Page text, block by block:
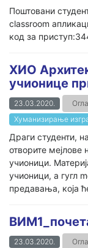
Поштовани
classroоm
код за
ХИО
учионице
23.03.2020.
Хуманизирање
Драги студенти,
отворите мејлове
учионици.
учионици, а гугл
предавања, која
23.03.2020.